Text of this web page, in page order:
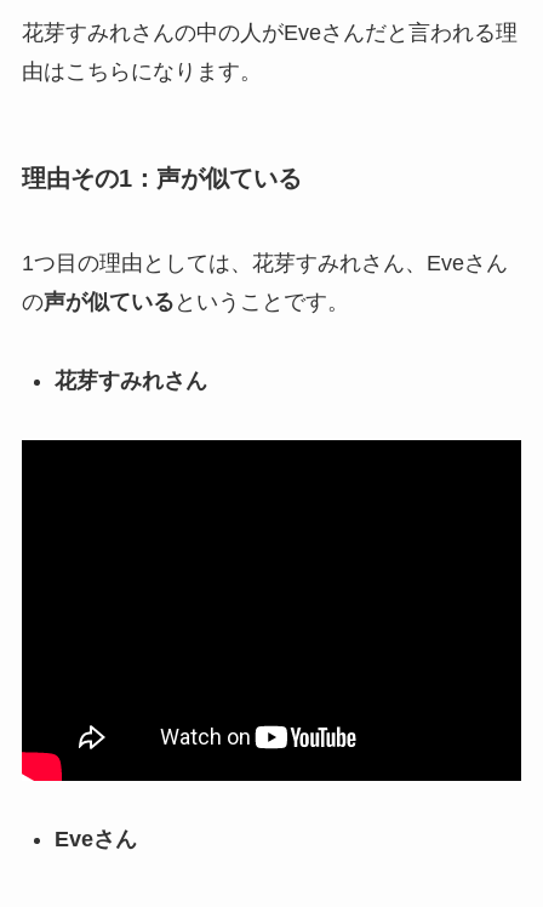
花芽すみれさんの中の人がEveさんだと言われる理
由はこちらになります。
理由その1：声が似ている
1つ目の理由としては、花芽すみれさん、Eveさん
の声が似ている ということです。
花芽すみれさん
Eveさん